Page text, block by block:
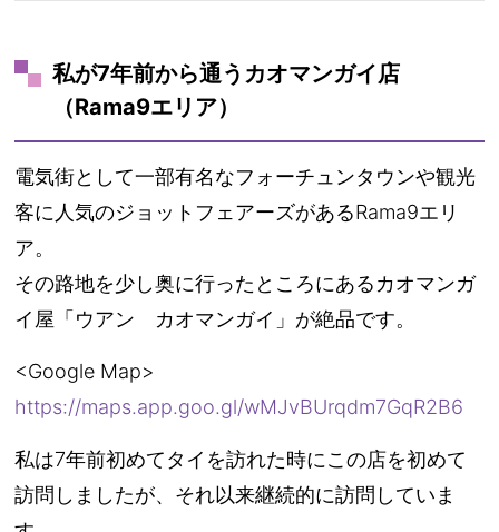
私が7年前から通うカオマンガイ店
（Rama9エリア）
電気街として一部有名なフォーチュンタウンや観光
客に人気のジョットフェアーズがあるRama9エリ
ア。
その路地を少し奥に行ったところにあるカオマンガ
イ屋「ウアン カオマンガイ」が絶品です。
<Google Map>
https://maps.app.goo.gl/wMJvBUrqdm7GqR2B6
私は7年前初めてタイを訪れた時にこの店を初めて
訪問しましたが、それ以来継続的に訪問していま